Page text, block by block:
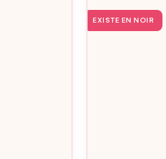
présent en un symbole
EXISTE EN NOIR